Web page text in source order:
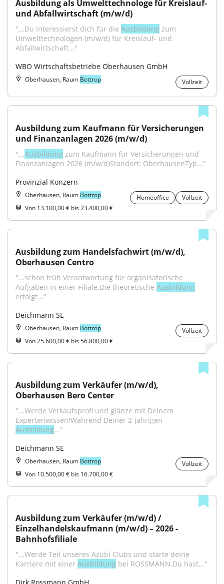
Ausbildung als Umwelttechnologe für Kreislauf-
und Abfallwirtschaft (m/w/d)
"...Du interessierst dich für die Ausbildung zum
Umwelttechnologen (m/w/d) für Kreislauf- und
Abfallwirtschaft..."
WBO Wirtschaftsbetriebe Oberhausen GmbH
Oberhausen, Raum Bottrop Vollzeit
Ausbildung zum Kaufmann für Versicherungen
und Finanzanlagen 2026 (m/w/d)
"...Ausbildung zum Kaufmann für Versicherungen und
Finanzanlagen 2026 (m/w/d)Standort: OberhausenTyp..."
Provinzial Konzern
Oberhausen, Raum Bottrop Homeoffice
Vollzeit
Von 13.100,00 € bis 23.400,00 €
Ausbildung zum Handelsfachwirt (m/w/d),
Oberhausen Centro
"...schon früh Verantwortung für organisatorische
Aufgaben in einer Filiale.Die theoretische Ausbildung
erfolgt..."
Deichmann SE
Oberhausen, Raum Bottrop
Vollzeit
Von 25.600,00 € bis 56.800,00 €
Ausbildung zum Verkäufer (m/w/d),
Oberhausen Bero Center
"...Werde Verkaufsprofi und glänze mit Deinem
Ausbildung..."
Deichmann SE
Oberhausen, Raum Bottrop
Vollzeit
Von 10.500,00 € bis 16.700,00 €
Ausbildung zum Verkäufer (m/w/d) /
Einzelhandelskaufmann (m/w/d) – 2026 -
Bahnhofsfiliale
"...Werde Teil unseres Azubi Clubs und starte deine
Karriere mit einer Ausbildung bei ROSSMANN.Du hast..."